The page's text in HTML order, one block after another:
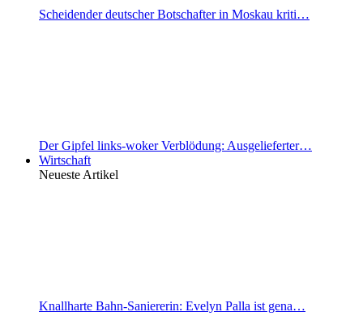
Scheidender deutscher Botschafter in Moskau kriti…
Der Gipfel links-woker Verblödung: Ausgelieferter…
Wirtschaft
Neueste Artikel
Knallharte Bahn-Saniererin: Evelyn Palla ist gena…